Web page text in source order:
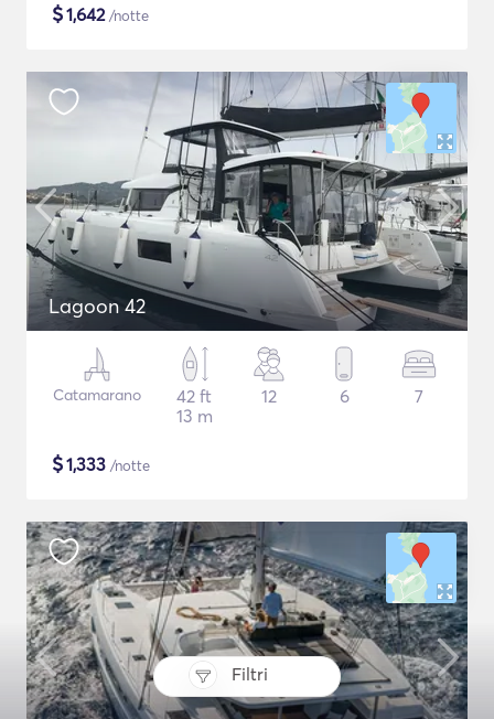
Filtri
$1,642/notte
Lagoon 42
Catamarano
42 ft
13 m
12 6 7
$1,333 /notte